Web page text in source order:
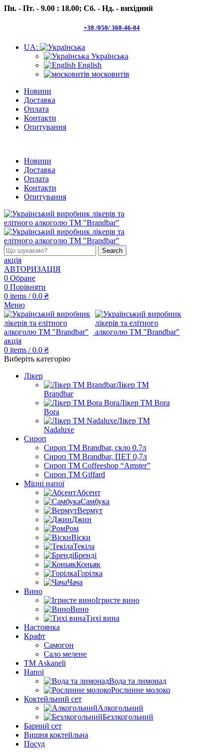
Пн. - Пт. - 9.00 : 18.00; Сб. - Нд. - вихідний
+38 /050/ 368-46-04
UA:
Українська
English
московитів
Новини
Доставка
Оплата
Контакти
Опитування
Новини
Доставка
Оплата
Контакти
Опитування
Search
акція
АВТОРИЗАЦІЯ
0 Обране
0 Порівняти
0 items / 0.0 ₴
Меню
акція
0 items / 0.0 ₴
Виберіть категорію
Лікер
Лікер ТМ
Brandbar
Лікер ТМ Bora
Bora
Лікер ТМ
Nadaluxe
Сироп
Сироп TM Brandbar, скло 0.7л
Сироп TM Brandbar, ПЕТ 0,7л
Сироп TM Coffeeshop “Amster”
Сироп TM Giffard
Міцні напої
Абсент
Самбука
Вермут
Джин
Ром
Віски
Текіла
Бренді
Коньяк
Горілка
Чача
Вино
Ігристе вино
Вино
Тихі вина
Настоянка
Крафт
Самогон
Сало мелене
ТМ Askaneli
Напої
Вода та лимонад
Рослинне молоко
Коктейльний сет
Алкогольний
Безлкогольний
Барний сет
Вишня коктейльна
Посуд